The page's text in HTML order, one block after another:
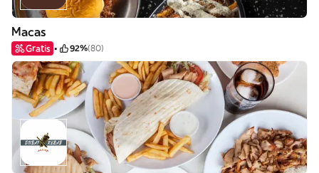
Macas
Gratis 92%(80)